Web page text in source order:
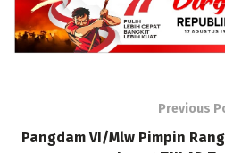
Previous
Pangdam VI/Mlw Pimpin